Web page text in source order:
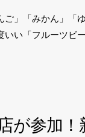
」「みかん」「
い「フルーツビー
が参加！